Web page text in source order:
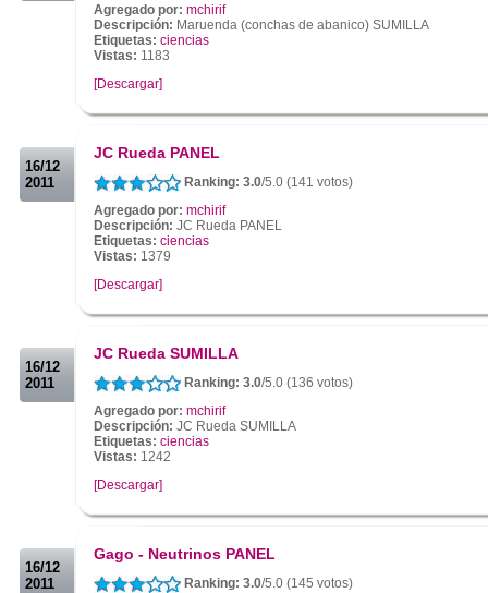
Agregado por: mchirif
Descripción: Maruenda (conchas de abanico) SUMILLA
Etiquetas: ciencias
Vistas: 1183
[Descargar]
16/12
2011
JC Rueda PANEL
Ranking: 3.0/5.0 (141 votos)
Agregado por: mchirif
Descripción: JC Rueda PANEL
Etiquetas: ciencias
Vistas: 1379
[Descargar]
16/12
2011
JC Rueda SUMILLA
Ranking: 3.0/5.0 (136 votos)
Agregado por: mchirif
Descripción: JC Rueda SUMILLA
Etiquetas: ciencias
Vistas: 1242
[Descargar]
16/12
2011
Gago - Neutrinos PANEL
Ranking: 3.0/5.0 (145 votos)